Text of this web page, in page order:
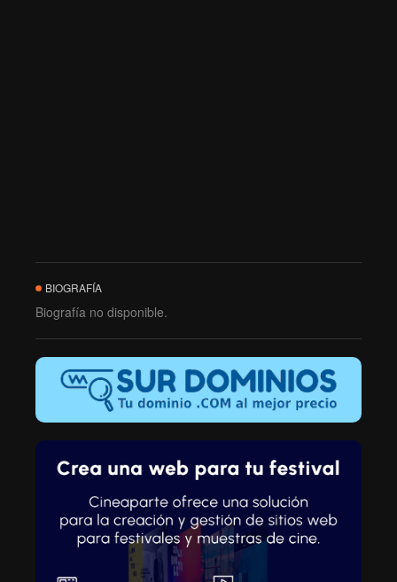
BIOGRAFÍA
Biografía no disponible.